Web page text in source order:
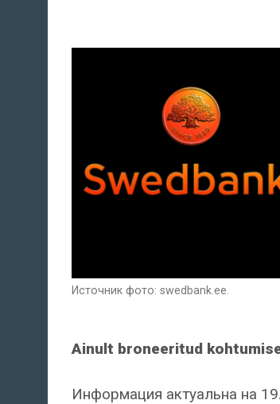
Источник фото: swedbank.ee.
Ainult broneeritud
Информация актуальна на